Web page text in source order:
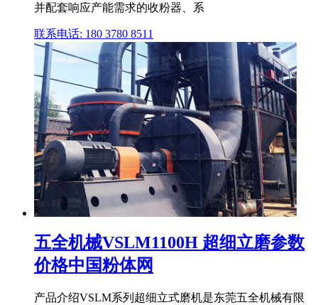
并配套响应产能需求的收粉器、系
联系电话: 180 3780 8511
五全机械VSLM1100H 超细立磨参数
价格中国粉体网
产品介绍VSLM系列超细立式磨机是东莞五全机械有限